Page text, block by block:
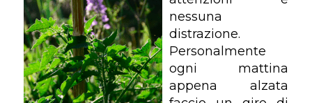
nessuna
distrazione.
Personalmente
ogni mattina
appena alzata